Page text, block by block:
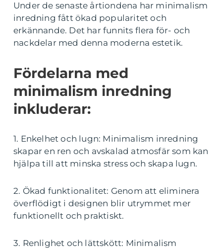
Under de senaste årtiondena har minimalism
inredning fått ökad popularitet och
erkännande. Det har funnits flera för- och
nackdelar med denna moderna estetik.
Fördelarna med
minimalism inredning
inkluderar:
1. Enkelhet och lugn: Minimalism inredning
skapar en ren och avskalad atmosfär som kan
hjälpa till att minska stress och skapa lugn.
2. Ökad funktionalitet: Genom att eliminera
överflödigt i designen blir utrymmet mer
funktionellt och praktiskt.
3. Renlighet och lättskött: Minimalism